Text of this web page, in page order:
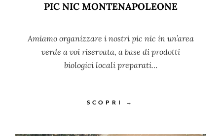
PIC NIC MONTENAPOLEONE
Amiamo organizzare i nostri pic nic in un’area
verde a voi riservata, a base di prodotti
biologici locali preparati…
SCOPRI →